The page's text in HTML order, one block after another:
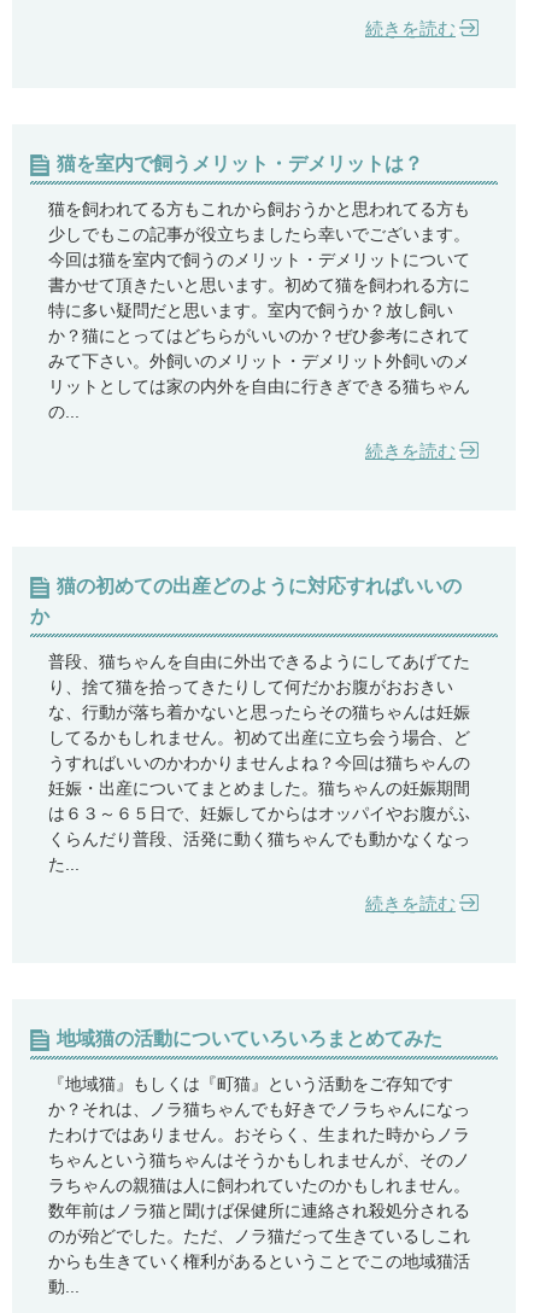
続きを読む
猫を室内で飼うメリット・デメリットは？
猫を飼われてる方もこれから飼おうかと思われてる方も
少しでもこの記事が役立ちましたら幸いでございます。
今回は猫を室内で飼うのメリット・デメリットについて
書かせて頂きたいと思います。初めて猫を飼われる方に
特に多い疑問だと思います。室内で飼うか？放し飼い
か？猫にとってはどちらがいいのか？ぜひ参考にされて
みて下さい。外飼いのメリット・デメリット外飼いのメ
リットとしては家の内外を自由に行きぎできる猫ちゃん
の...
続きを読む
猫の初めての出産どのように対応すればいいの
か
普段、猫ちゃんを自由に外出できるようにしてあげてた
り、捨て猫を拾ってきたりして何だかお腹がおおきい
な、行動が落ち着かないと思ったらその猫ちゃんは妊娠
してるかもしれません。初めて出産に立ち会う場合、ど
うすればいいのかわかりませんよね？今回は猫ちゃんの
妊娠・出産についてまとめました。猫ちゃんの妊娠期間
は６３～６５日で、妊娠してからはオッパイやお腹がふ
くらんだり普段、活発に動く猫ちゃんでも動かなくなっ
た...
続きを読む
地域猫の活動についていろいろまとめてみた
『地域猫』もしくは『町猫』という活動をご存知です
か？それは、ノラ猫ちゃんでも好きでノラちゃんになっ
たわけではありません。おそらく、生まれた時からノラ
ちゃんという猫ちゃんはそうかもしれませんが、そのノ
ラちゃんの親猫は人に飼われていたのかもしれません。
数年前はノラ猫と聞けば保健所に連絡され殺処分される
のが殆どでした。ただ、ノラ猫だって生きているしこれ
からも生きていく権利があるということでこの地域猫活
動...